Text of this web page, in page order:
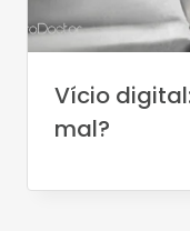
Vício
mal?